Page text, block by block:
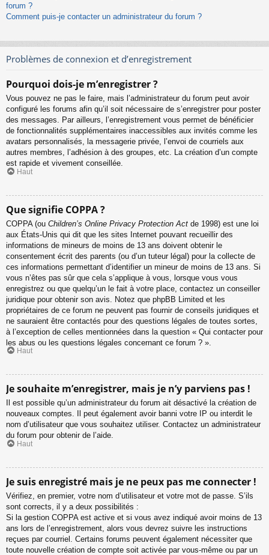
forum ?
Comment puis-je contacter un administrateur du forum ?
Problèmes de connexion et d’enregistrement
Pourquoi dois-je m’enregistrer ?
Vous pouvez ne pas le faire, mais l’administrateur du forum peut avoir
configuré les forums afin qu’il soit nécessaire de s’enregistrer pour poster
des messages. Par ailleurs, l’enregistrement vous permet de bénéficier
de fonctionnalités supplémentaires inaccessibles aux invités comme les
avatars personnalisés, la messagerie privée, l’envoi de courriels aux
autres membres, l’adhésion à des groupes, etc. La création d’un compte
est rapide et vivement conseillée.
Haut
Que signifie COPPA ?
COPPA (ou Children’s Online Privacy Protection Act de 1998) est une loi
aux États-Unis qui dit que les sites Internet pouvant recueillir des
informations de mineurs de moins de 13 ans doivent obtenir le
consentement écrit des parents (ou d’un tuteur légal) pour la collecte de
ces informations permettant d’identifier un mineur de moins de 13 ans. Si
vous n’êtes pas sûr que cela s’applique à vous, lorsque vous vous
enregistrez ou que quelqu’un le fait à votre place, contactez un conseiller
juridique pour obtenir son avis. Notez que phpBB Limited et les
propriétaires de ce forum ne peuvent pas fournir de conseils juridiques et
ne sauraient être contactés pour des questions légales de toutes sortes,
à l’exception de celles mentionnées dans la question « Qui contacter pour
les abus ou les questions légales concernant ce forum ? ».
Haut
Je souhaite m’enregistrer, mais je n’y parviens pas !
Il est possible qu’un administrateur du forum ait désactivé la création de
nouveaux comptes. Il peut également avoir banni votre IP ou interdit le
nom d’utilisateur que vous souhaitez utiliser. Contactez un administrateur
du forum pour obtenir de l’aide.
Haut
Je suis enregistré mais je ne peux pas me connecter !
Vérifiez, en premier, votre nom d’utilisateur et votre mot de passe. S’ils
sont corrects, il y a deux possibilités :
Si la gestion COPPA est active et si vous avez indiqué avoir moins de 13
ans lors de l’enregistrement, alors vous devrez suivre les instructions
reçues par courriel. Certains forums peuvent également nécessiter que
toute nouvelle création de compte soit activée par vous-même ou par un